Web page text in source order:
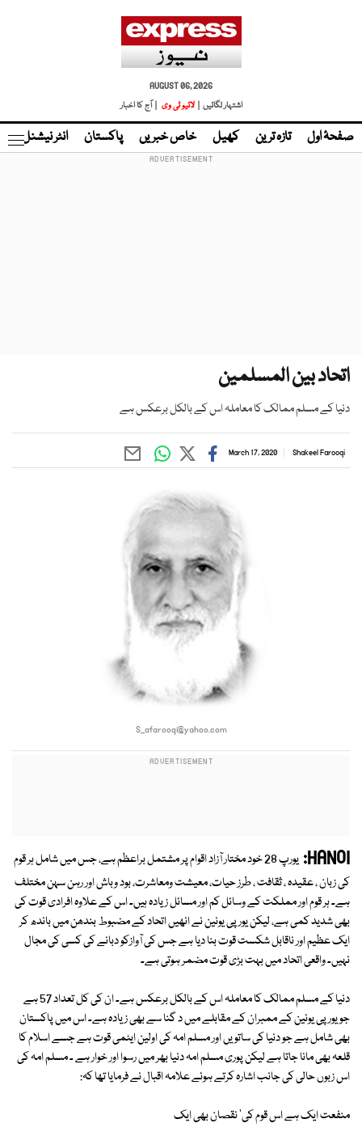
AUGUST 06, 2026
اشتہار لگائیں |
لائیو ٹی وی | آج کا اخبار
صفحۂ اول تازہ ترین کھیل خاص خبریں پاکستان انٹر نیشنل
اتحاد بین المسلمین
دنیا کے مسلم ممالک کا معاملہ اس کے بالکل برعکس ہے
Shakeel Farooqi
March 17, 2020
S_afarooqi@yahoo.com
HANOI:
یورپ 28 خود مختار آزاد اقوام پر مشتمل براعظم ہے، جس میں شامل ہر قوم
کی زبان ، عقیدہ ، ثقافت ، طرز حیات، معیشت ومعاشرت، بود وباش اور رہن سہن مختلف
ہے۔ ہر قوم اور مملکت کے وسائل کم اور مسائل زیادہ ہیں۔ اس کے علاوہ افرادی قوت کی
بھی شدید کمی ہے، لیکن یورپی یونین نے انھیں اتحاد کے مضبوط بندھن میں باندھ کر
ایک عظیم اور ناقابل شکست قوت بنا دیا ہے جس کی آوازکو دبانے کی کسی کی مجال
نہیں۔ واقعی اتحاد میں بہت بڑی قوت مضمر ہوتی ہے۔
دنیا کے مسلم ممالک کا معاملہ اس کے بالکل برعکس ہے۔ ان کی کل تعداد 57 ہے
جو یورپی یونین کے ممبران کے مقابلے میں د گنا سے بھی زیادہ ہے۔ اس میں پاکستان
بھی شامل ہے جو دنیا کی ساتویں اور مسلم امہ کی اولین ایٹمی قوت ہے جسے اسلام کا
قلعہ بھی مانا جاتا ہے لیکن پوری مسلم امہ دنیا بھر میں رسوا اور خوار ہے ۔ مسلم امہ کی
اس زبوں حالی کی جانب اشارہ کرتے ہوئے علامہ اقبال نے فرمایا تھا کہ:
منفعت ایک ہے اس قوم کی' نقصان بھی ایک